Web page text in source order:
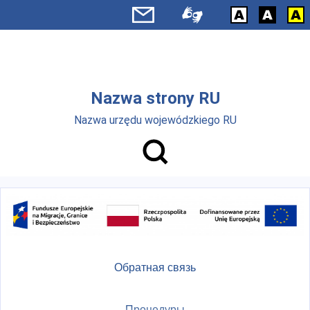
Перейти к основному содержанию
Nazwa strony RU
Nazwa urzędu wojewódzkiego RU
Обратная связь